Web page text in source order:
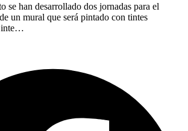
se han desarrollado dos jornadas para el
un mural que será pintado con tintes
inte…